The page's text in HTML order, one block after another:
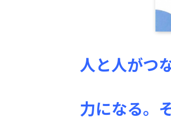
人と人がつ
力になる。